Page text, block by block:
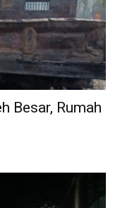
Besar, Rumah